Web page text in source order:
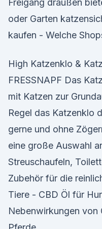
Freigang draußen
oder Garten
kaufen - Welche
High Katzenklo &
FRESSNAPF Das
mit Katzen zur
Regel das Katzenklo
gerne und ohne
eine große Auswahl
Streuschaufeln,
Zubehör für die
Tiere - CBD Öl für
Nebenwirkungen von